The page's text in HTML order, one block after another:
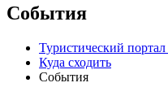
События
Туристический
Куда сходить
События